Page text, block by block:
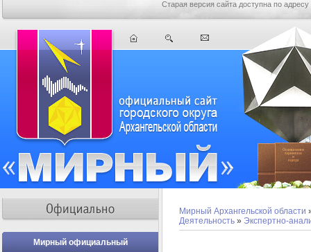
Старая версия сайта доступна по адресу
Мирный официальный
Мирный Архангельской области
Деятельность » Экспертно-